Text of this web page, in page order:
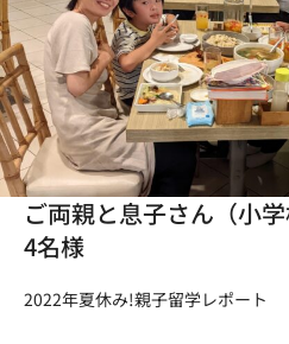
ご両親と息子さん（小
4名様
2022年夏休み!親子留学レポート